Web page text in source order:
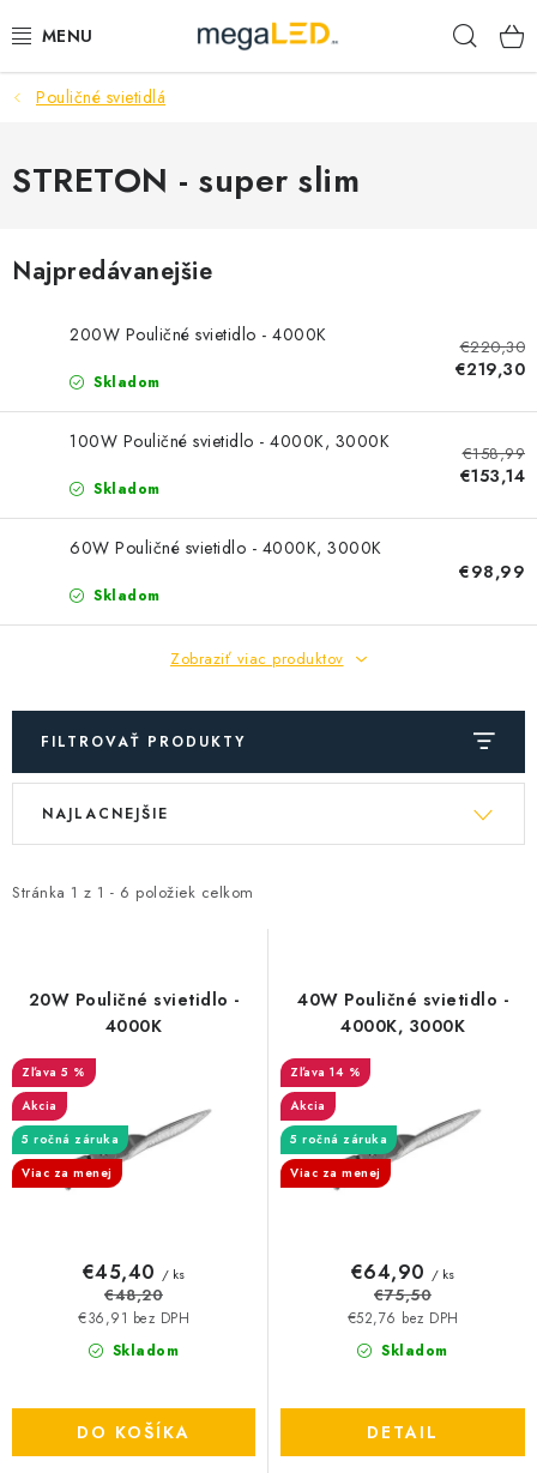
na
PRIEMYSEL
SVIETIDLÁ
PRACOVNÉ SVIETIDLÁ
VENTILÁTORY
SAMSUNG SVIETIDLÁ
SOLÁRNE SYSTÉMY
SEZÓNNE VÝPREDAJE POĽNOPOTREBY
DOM A ZÁHRADA
KONTAKTY
O NÁS - MEGALED & JANTON ZÁKAMENNÉ
O nás - MEGALED & JANTON Zákamenné
Zľavy pre profíkov
Moja objednávka
Pouličné svietidlá
STRETON - super slim
Najpredávanejšie
200W Pouličné svietidlo - 4000K
Skladom
€220,30
€219,30
100W Pouličné svietidlo - 4000K, 3000K
Skladom
€158,99
€153,14
60W Pouličné svietidlo - 4000K, 3000K
Skladom
€98,99
Zobraziť viac produktov
FILTROVAŤ PRODUKTY
V
i
d
u
k
t
o
Stránka 1 z 1 - 6 položiek celkom
R
e
r
o
d
u
k
NAJLACNEJŠIE
20W Pouličné svietidlo -
4000K
5 %
Akcia
5 ročná záruka
Viac za menej
Skladom
€36,91 bez DPH
€45,40 / ks
€48,20
DO KOŠÍKA
40W Pouličné svietidlo -
4000K, 3000K
14 %
Akcia
5 ročná záruka
Viac za menej
Skladom
€52,76 bez DPH
€64,90 / ks
€75,50
DETAIL